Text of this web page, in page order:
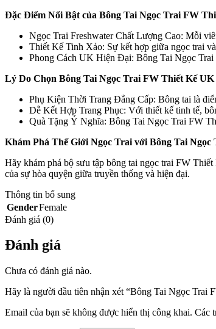
Đặc Điểm Nổi Bật của Bông Tai Ngọc Trai FW
Ngọc Trai Freshwater Chất Lượng Cao: Mỗi
Thiết Kế Tinh Xảo: Sự kết hợp giữa ngọc trai
Phong Cách UK Hiện Đại: Bông Tai Ngọc Trai
Lý Do Chọn Bông Tai Ngọc Trai FW Thiết Kế UK
Phụ Kiện Thời Trang Đẳng Cấp: Bông tai là
Dễ Kết Hợp Trang Phục: Với thiết kế tinh tế,
Quà Tặng Ý Nghĩa: Bông Tai Ngọc Trai FW
Khám Phá Thế Giới Ngọc Trai với Bông Tai
Hãy khám phá bộ sưu tập bông tai ngọc trai FW
của sự hòa quyện giữa truyền thống và hiện đại.
Thông tin bổ sung
GenderFemale
Đánh giá (0)
Đánh giá
Chưa có đánh giá nào.
Hãy là người đầu tiên nhận xét “Bông Tai Ngọc Trai
Email của bạn sẽ không được hiển thị công khai. Các